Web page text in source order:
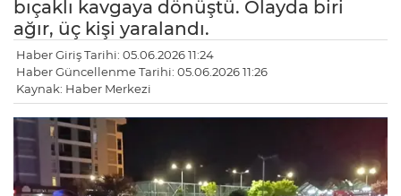
bıçaklı kavgaya dönüştü. Olayda biri
ağır, üç kişi yaralandı.
Haber Giriş Tarihi: 05.06.2026 11:24
Haber Güncellenme Tarihi: 05.06.2026 11:26
Kaynak: Haber Merkezi